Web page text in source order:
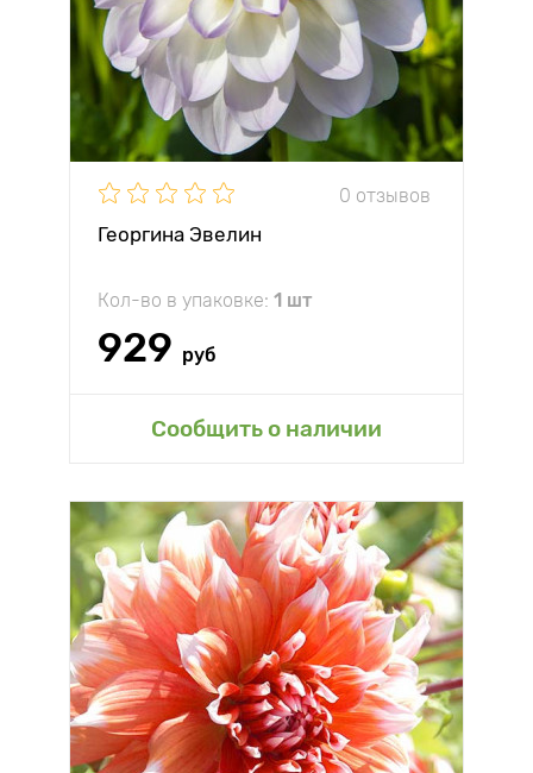
0 отзывов
Георгина Эвелин
Кол-во в упаковке: 1 шт
929 руб
Сообщить о наличии